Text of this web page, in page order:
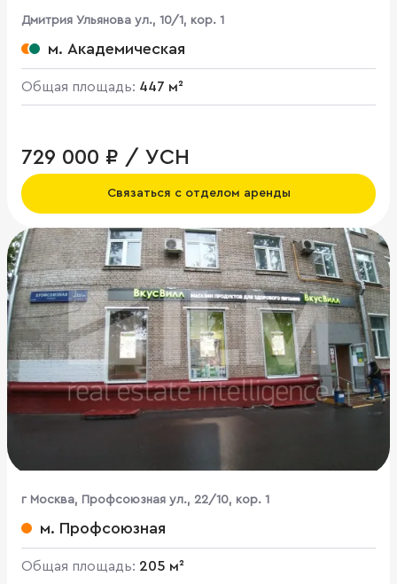
Дмитрия Ульянова ул., 10/1, кор. 1
м. Академическая
Общая площадь: 447 м²
729 000 ₽ / УСН
Связаться с отделом аренды
г Москва, Профсоюзная ул., 22/10, кор. 1
м. Профсоюзная
Общая площадь: 205 м²